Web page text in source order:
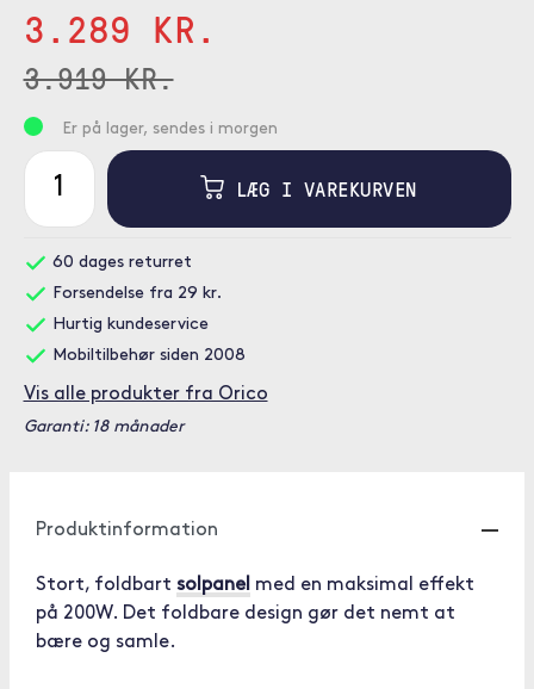
3.289 KR.
3.919 KR.
Er på lager, sendes i morgen
LÆG I VAREKURVEN
60 dages returret
Forsendelse fra 29 kr.
Hurtig kundeservice
Mobiltilbehør siden 2008
Vis alle produkter fra Orico
Garanti: 18 månader
Produktinformation
Stort, foldbart solpanel med en maksimal effekt
på 200W. Det foldbare design gør det nemt at
bære og samle.